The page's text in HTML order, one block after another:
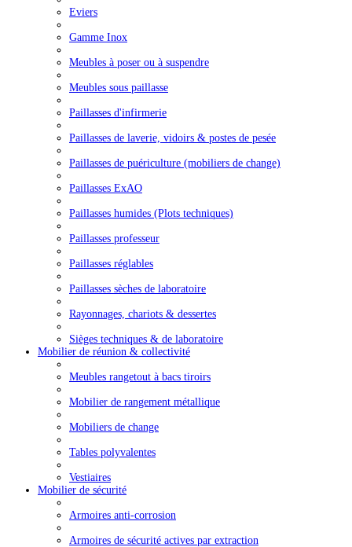
Eviers
Gamme Inox
Meubles à poser ou à suspendre
Meubles sous paillasse
Paillasses d'infirmerie
Paillasses de laverie, vidoirs & postes de pesée
Paillasses de puériculture (mobiliers de change)
Paillasses ExAO
Paillasses humides (Plots techniques)
Paillasses professeur
Paillasses réglables
Paillasses sèches de laboratoire
Rayonnages, chariots & dessertes
Sièges techniques & de laboratoire
Mobilier de réunion & collectivité
Meubles rangetout à bacs tiroirs
Mobilier de rangement métallique
Mobiliers de change
Tables polyvalentes
Vestiaires
Mobilier de sécurité
Armoires anti-corrosion
Armoires de sécurité actives par extraction